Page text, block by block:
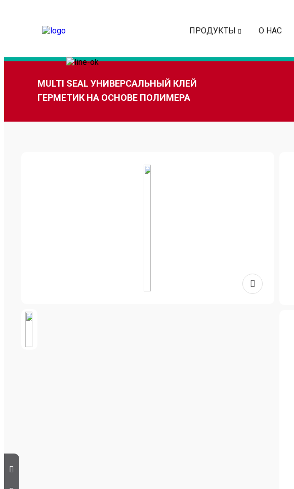
ПРОДУКТЫ O HAC
MULTI SEAL УНИВЕРСАЛЬНЫЙ КЛЕЙ
ГЕРМЕТИК НА ОСНОВЕ ПОЛИМЕРА